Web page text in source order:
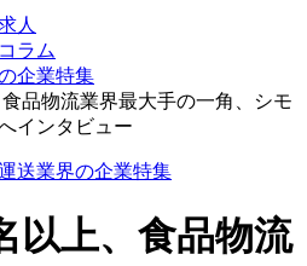
人
ラム
企業特集
品物流業界最大手の一角、シモ
インタビュー
送業界の企業特集
以上、食品物流